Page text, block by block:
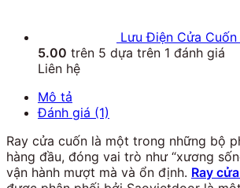
Lưu Điện Cửa
5.00 trên 5 dựa trên 1 đánh giá
Liên hệ
Mô tả
Đánh giá (1)
Ray cửa cuốn là một trong những bộ
hàng đầu, đóng vai trò như “xương
vận hành mượt mà và ổn định. Ray